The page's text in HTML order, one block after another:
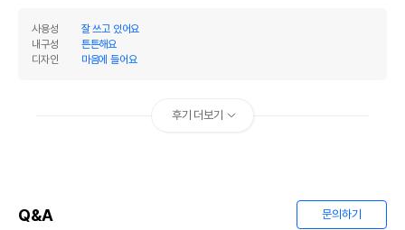
사용성
잘 쓰고 있어요
내구성
튼튼해요
디자인
마음에 들어요
후기 더보기
Q&A 문의하기